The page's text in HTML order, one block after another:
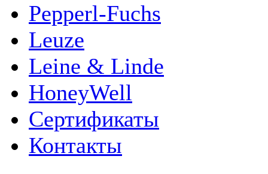
Pepperl-Fuchs
Leuze
Leine & Linde
HoneyWell
Сертификаты
Контакты